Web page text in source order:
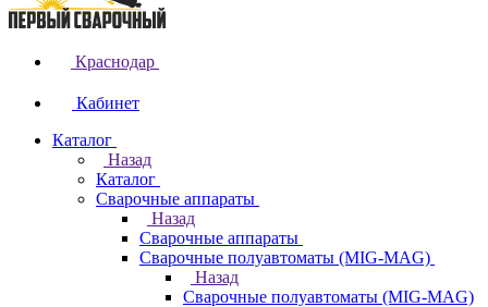
Краснодар
Кабинет
Каталог
Назад
Каталог
Сварочные аппараты
Назад
Сварочные аппараты
Сварочные полуавтоматы (MIG-MAG)
Назад
Сварочные полуавтоматы (MIG-MAG)